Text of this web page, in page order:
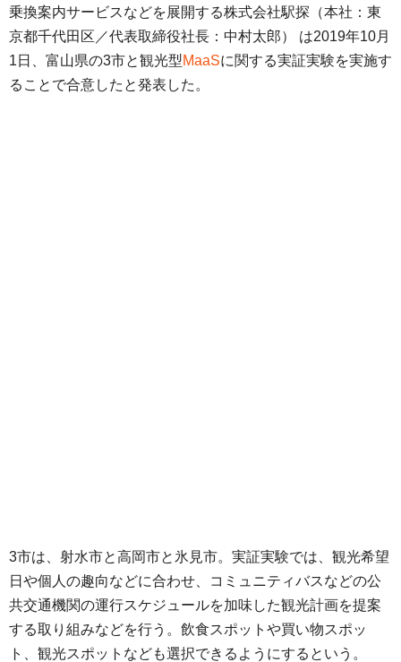
乗換案内サービスなどを展開する株式会社駅探（本社：東
京都千代田区／代表取締役社長：中村太郎） は2019年10月
1日、富山県の3市と観光型MaaSに関する実証実験を実施す
ることで合意したと発表した。
3市は、射水市と高岡市と氷見市。実証実験では、観光希望
日や個人の趣向などに合わせ、コミュニティバスなどの公
共交通機関の運行スケジュールを加味した観光計画を提案
する取り組みなどを行う。飲食スポットや買い物スポッ
ト、観光スポットなども選択できるようにするという。